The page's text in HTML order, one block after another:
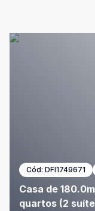
Cód: DFI1749671
Casa de
quartos (2